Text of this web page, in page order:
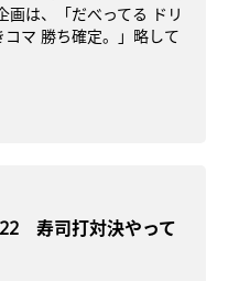
画は、「だべってる ドリ
マ 勝ち確定。」略して
寿司打対決やって